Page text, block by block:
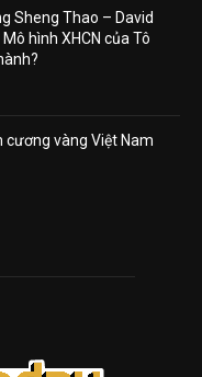
Sheng Thao – David
hình XHCN của Tô
cương vàng Việt Nam